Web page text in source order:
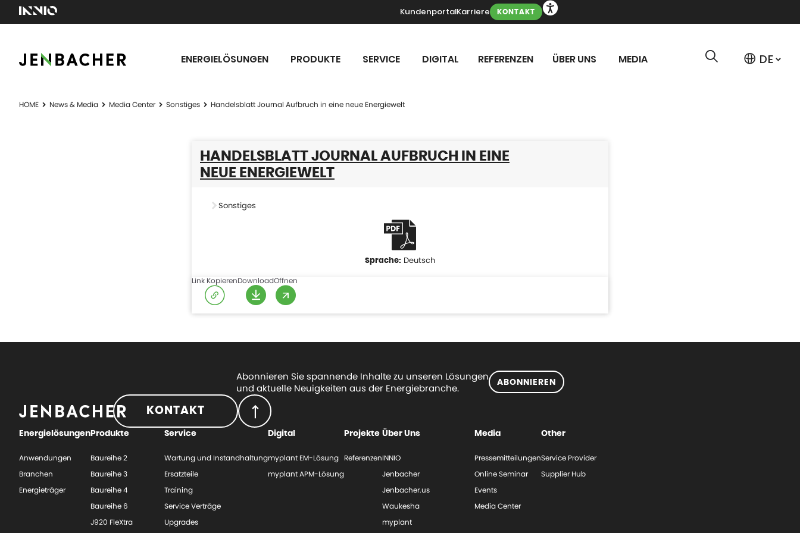
KundenportalKarriere KONTAKT
ENERGIELÖSUNGEN PRODUKTE SERVICE DIGITAL REFERENZEN ÜBER UNS MEDIA
HOME News & Media Media Center Sonstiges Handelsblatt Journal Aufbruch in eine neue Energiewelt
HANDELSBLATT JOURNAL AUFBRUCH IN EINE
NEUE ENERGIEWELT
Sonstiges
Deutsch
Link KopierenDownloadOffnen
Abonnieren Sie spannende Inhalte zu unseren Lösungen
und aktuelle Neuigkeiten aus der Energiebranche.
ABONNIEREN
KONTAKT
Energielösungen
Anwendungen
Branchen
Energieträger
Produkte
Baureihe 2
Baureihe 3
Baureihe 4
Baureihe 6
J920 FleXtra
Service
Wartung und Instandhaltung
Ersatzteile
Training
Service Verträge
Upgrades
Digital
myplant EM-Lösung
myplant APM-Lösung
Projekte
Referenzen
Über Uns
INNIO
Jenbacher
Jenbacher.us
Waukesha
myplant
Media
Pressemitteilungen
Online Seminar
Events
Media Center
Other
Service Provider
Supplier Hub